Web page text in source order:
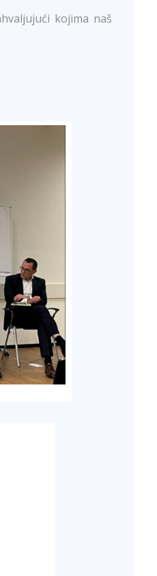
kojima naš